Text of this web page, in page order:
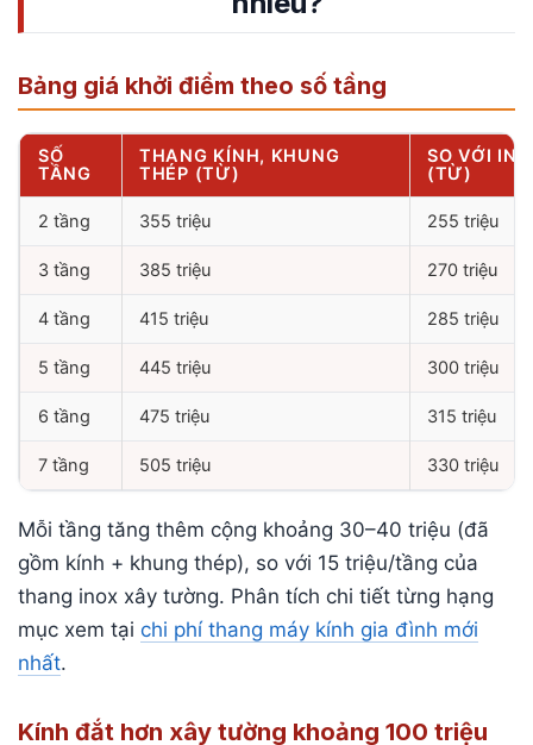
Bảng giá khởi điểm theo số tầng
SỐ
TẦNG
THANG KÍNH, KHUNG
THÉP (TỪ)
SO VỚI
(TỪ)
2 tầng 355 triệu 255 triệu
3 tầng 385 triệu 270 triệu
4 tầng 415 triệu 285 triệu
5 tầng 445 triệu 300 triệu
6 tầng 475 triệu 315 triệu
7 tầng 505 triệu 330 triệu
Mỗi tầng tăng thêm cộng khoảng 30–40 triệu (đã
gồm kính + khung thép), so với 15 triệu/tầng của
thang inox xây tường. Phân tích chi tiết từng hạng
mục xem tại chi phí thang máy kính gia đình mới
nhất.
Kính đắt hơn xây tường khoảng 100 triệu